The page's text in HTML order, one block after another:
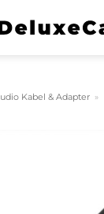
Kabel & Adapter »